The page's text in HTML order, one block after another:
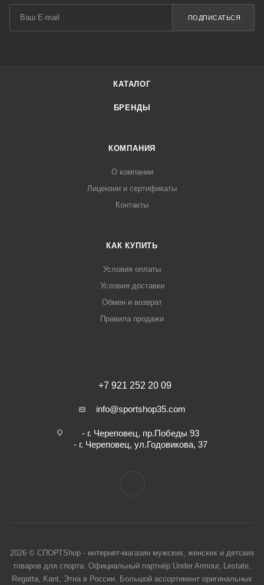
ПОДПИСАТЬСЯ
КАТАЛОГ
БРЕНДЫ
КОМПАНИЯ
О компании
Лицензии и сертификаты
Контакты
КАК КУПИТЬ
Условия оплаты
Условия доставки
Обмен и возврат
Правила продажи
+7 921 252 20 09
info@sportshop35.com
- г. Череповец, пр.Победы 93
- г. Череповец, ул.Годовикова, 37
2026 © СПОРТShop - интернет-магазин мужских, женских и детских
товаров для спорта. Официальный партнёр Under Armour, Lestate,
Regatta, Kant, Этна в России. Большой ассортимент оригинальных